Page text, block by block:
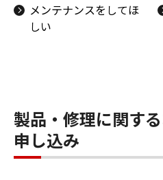
メンテナンスをしてほ
しい
製品・修理に関す
申し込み